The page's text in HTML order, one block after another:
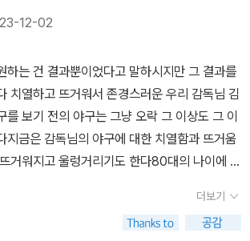
요..“ 하니까 아직도 잊혀지지 않습니다 ”아저
아요!!“ 저는 주눅들어 죄송하다 했고 조카가
필요없어 가자“해서 나왔습니다.어린이날에
더군요.이런 모습 평생갑니다.대한민국 최고의
던 그 투수코치 저는 그 뒤로 어디에 모습만 보
경은 스스로 만드는겁니다. 감독님같은 훌륭
를 영입했는지..뭐 서울쌍둥이 시절에 아끼셨
12-02
하는 건 결과뿐이었다고 말하시지만 그 결과를
치열하고 뜨거워서 존경스러운 우리 감독님 김
를 보기 전의 야구는 그냥 오락 그 이상도 그 이
지금은 감독님의 야구에 대한 치열함과 뜨거움
거워지고 울렁거리기도 한다80대의 나이에 야
을 보고 많은 배움과 감명를 얻었다그런 와중에
생각을 엿볼수 있는 기회가 되었다매일 반복
더보기